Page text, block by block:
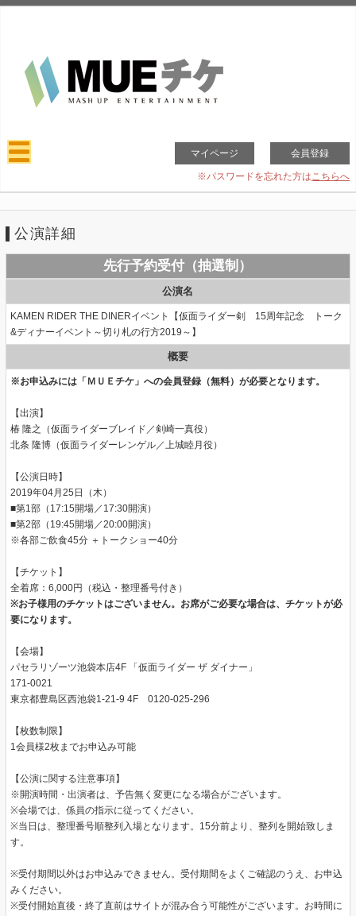
マイページ 会員登録
※パスワードを忘れた方はこちらへ
公演詳細
先行予約受付（抽選制）
公演名
KAMEN RIDER THE DINERイベント【仮面ライダー剣 15周年記念 トーク
&ディナーイベント～切り札の行方2019～】
概要
※お申込みには「ＭＵＥチケ」への会員登録（無料）が必要となります。
【出演】
椿 隆之（仮面ライダーブレイド／剣崎一真役）
北条 隆博（仮面ライダーレンゲル／上城睦月役）
【公演日時】
2019年04月25日（木）
■第1部（17:15開場／17:30開演）
■第2部（19:45開場／20:00開演）
※各部ご飲食45分 ＋トークショー40分
【チケット】
全着席：6,000円（税込・整理番号付き）
※お子様用のチケットはございません。お席がご必要な場合は、チケットが必
要になります。
【会場】
パセラリゾーツ池袋本店4F 「仮面ライダー ザ ダイナー」
171-0021
東京都豊島区西池袋1-21-9 4F 0120-025-296
【枚数制限】
1会員様2枚までお申込み可能
【公演に関する注意事項】
※開演時間・出演者は、予告無く変更になる場合がございます。
※会場では、係員の指示に従ってください。
※当日は、整理番号順整列入場となります。15分前より、整列を開始致しま
す。
※受付期間以外はお申込みできません。受付期間をよくご確認のうえ、お申込
みください。
※受付開始直後・終了直前はサイトが混み合う可能性がございます。お時間に